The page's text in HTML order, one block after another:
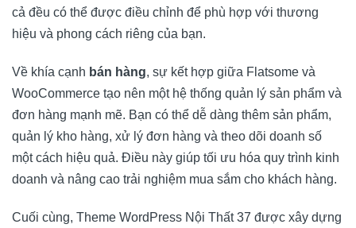
cả đều có thể được điều chỉnh để phù hợp với thương
hiệu và phong cách riêng của bạn.
Về khía cạnh bán hàng, sự kết hợp giữa Flatsome và
WooCommerce tạo nên một hệ thống quản lý sản phẩm và
đơn hàng mạnh mẽ. Bạn có thể dễ dàng thêm sản phẩm,
quản lý kho hàng, xử lý đơn hàng và theo dõi doanh số
một cách hiệu quả. Điều này giúp tối ưu hóa quy trình kinh
doanh và nâng cao trải nghiệm mua sắm cho khách hàng.
Cuối cùng, Theme WordPress Nội Thất 37 được xây dựng